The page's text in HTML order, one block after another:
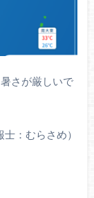
さが厳しいで
士：むらさめ）